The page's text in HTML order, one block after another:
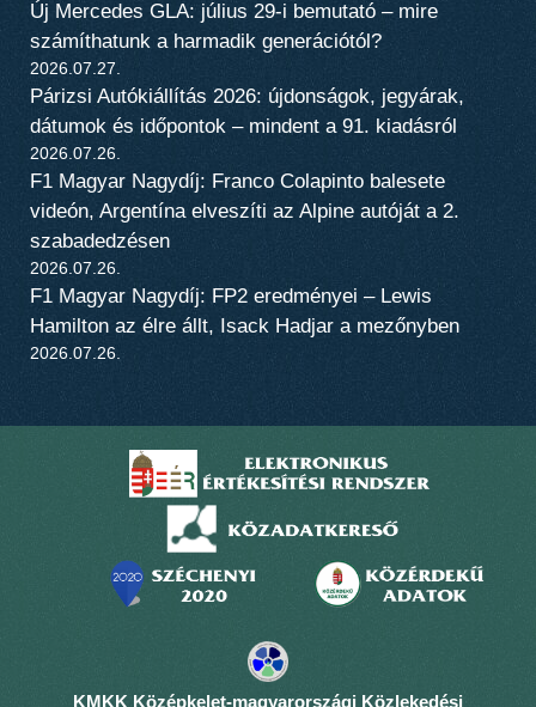
Új Mercedes GLA: július 29-i bemutató – mire
számíthatunk a harmadik generációtól?
2026.07.27.
Párizsi Autókiállítás 2026: újdonságok, jegyárak,
dátumok és időpontok – mindent a 91. kiadásról
2026.07.26.
F1 Magyar Nagydíj: Franco Colapinto balesete
videón, Argentína elveszíti az Alpine autóját a 2.
szabadedzésen
2026.07.26.
F1 Magyar Nagydíj: FP2 eredményei – Lewis
Hamilton az élre állt, Isack Hadjar a mezőnyben
2026.07.26.
KMKK Középkelet-magyarországi Közlekedési